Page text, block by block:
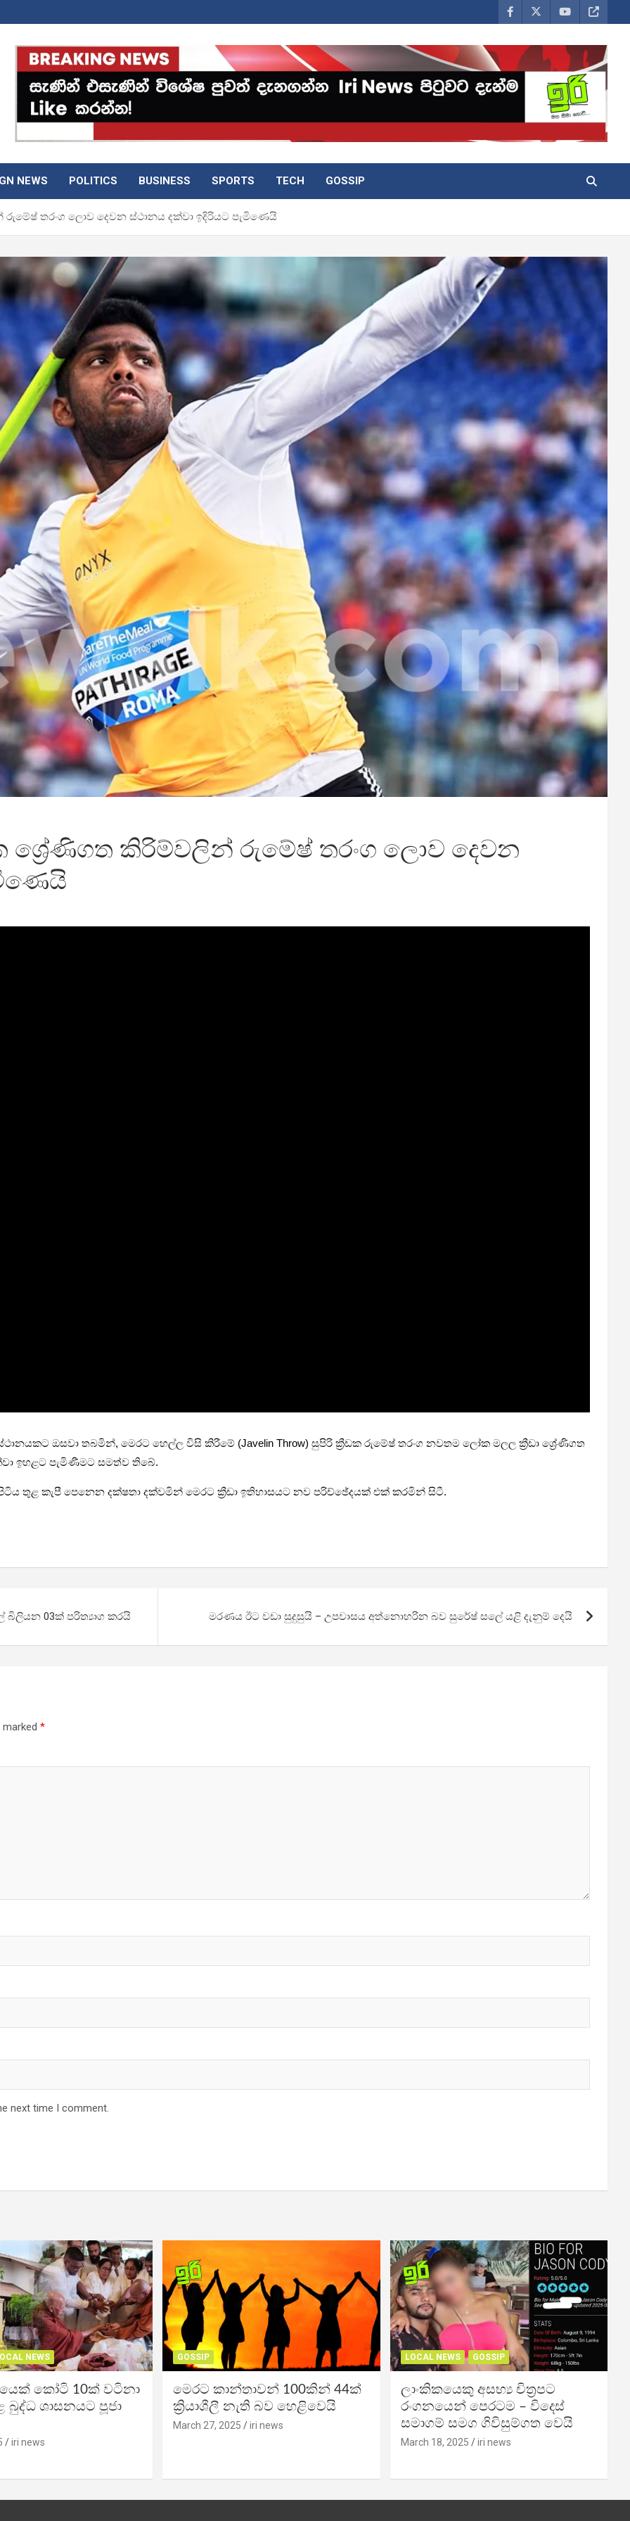
NEWS POLITICS BUSINESS SPORTS TECH GOSSIP
තරංග ලොව දෙවන ස්ථානය දක්වා ඉදිරියට පැමිණෙයි
කිරිම්වලින් රුමේෂ් තරංග ලොව දෙවන
ඔසවා තබමින්, මෙරට හෙල්ල විසි කිරීමේ (Javelin Throw) සුපිරි ක්‍රීඩක රුමේෂ් තරංග නවතම ලෝක මලල ක්‍රීඩා ශ්‍රේණිගත
ඉහළට පැමිණීමට සමත්ව තිබේ.
තුළ කැපී පෙනෙන දක්ෂතා දක්වමින් මෙරට ක්‍රීඩා ඉතිහාසයට නව පරිච්ඡේදයක් එක් කරමින් සිටී.
බිලියන 03ක් පරිත්‍යාග කරයි මරණය ඊට වඩා සුදුසුයි – උපවාසය අත්නොහරින බව සුරේෂ් සලේ යළි දැනුම් දෙයි
marked *
next time I comment.
NEWS
කෝටි 10ක් වටිනා
බුද්ධ ශාසනයට පූජා
iri news
GOSSIP
මෙරට කාන්තාවන් 100කින් 44ක්
ක්‍රියාශීලී නැති බව හෙළිවෙයි
March 27, 2025 iri news
LOCAL NEWS GOSSIP
ලාංකිකයෙකු අසභ්‍ය චිත්‍රපට
රංගනයෙන් පෙරටම – විදෙස්
සමාගම් සමග ගිවිසුම්ගත වෙයි
March 18, 2025 iri news